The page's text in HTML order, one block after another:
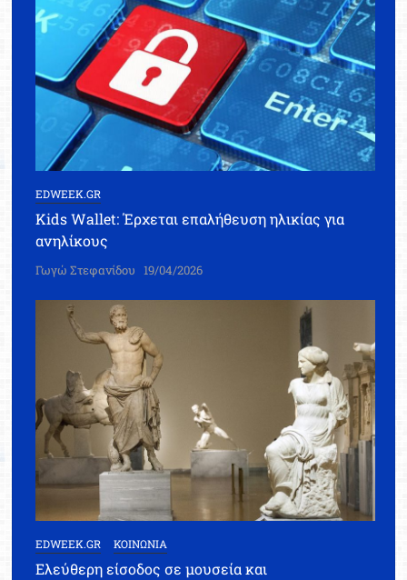
EDWEEK.GR
Kids Wallet: Έρχεται επαλήθευση ηλικίας για
ανηλίκους
Γωγώ Στεφανίδου 19/04/2026
EDWEEK.GR ΚΟΙΝΩΝΙΑ
Ελεύθερη είσοδος σε μουσεία και